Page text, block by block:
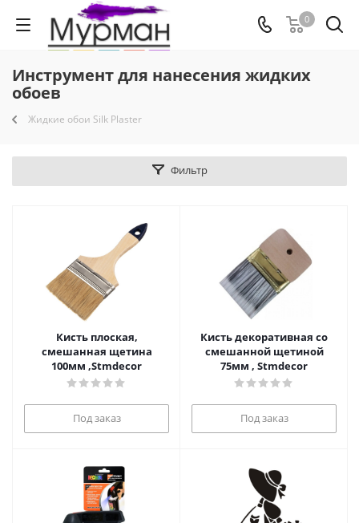
0
Инструмент для нанесения жидких
обоев
Жидкие обои Silk Plaster
Фильтр
Кисть плоская,
смешанная щетина
100мм ,Stmdecor
Под заказ
Кисть декоративная со
смешанной щетиной
75мм , Stmdecor
Под заказ